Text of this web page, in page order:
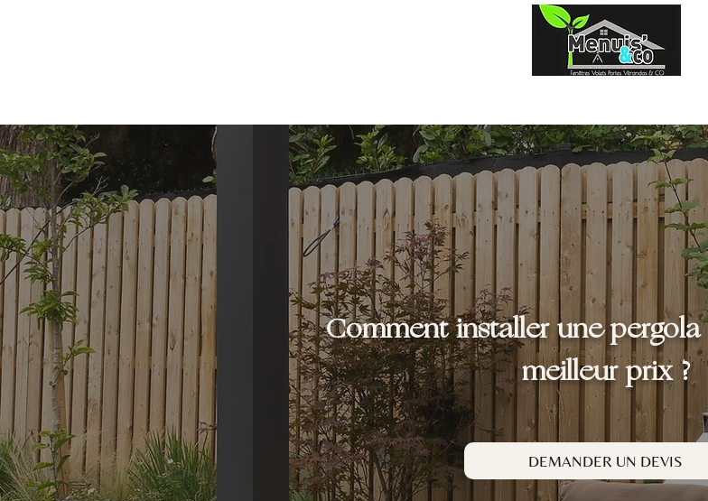
Comment installer une pergola
meilleur prix ?
DEMANDER UN DEVIS